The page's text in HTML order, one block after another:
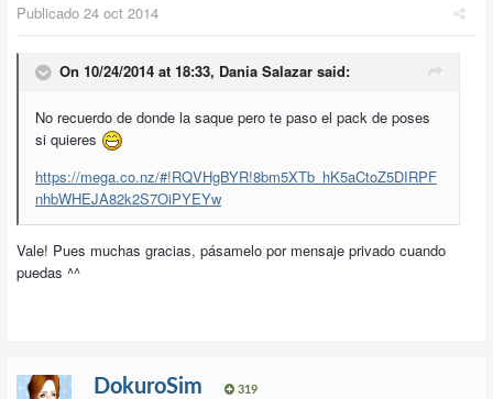
Publicado 24 oct 2014
On 10/24/2014 at 18:33, Dania Salazar said:
No recuerdo de donde la saque pero te paso el pack de poses
si quieres
https://mega.co.nz/#!RQVHgBYR!8bm5XTb_hK5aCtoZ5DIRPF
nhbWHEJA82k2S7OiPYEYw
Vale! Pues muchas gracias, pásamelo por mensaje privado cuando
puedas ^^
DokuroSim 319